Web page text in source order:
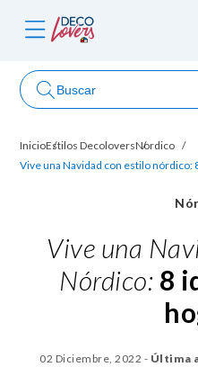
Buscar
InicioEstilos DecoloversNordico
Vive una Navidad con estilo nórdico:
Vive una
Nórdico: 8
02 Diciembre, 2022 - Última